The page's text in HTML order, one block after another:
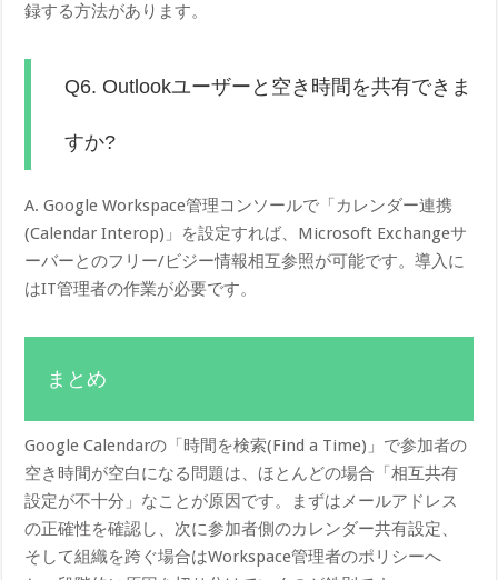
録する方法があります。
Q6. Outlookユーザーと空き時間を共有できま
すか?
A. Google Workspace管理コンソールで「カレンダー連携
(Calendar Interop)」を設定すれば、Microsoft Exchangeサ
ーバーとのフリー/ビジー情報相互参照が可能です。導入に
はIT管理者の作業が必要です。
まとめ
Google Calendarの「時間を検索(Find a Time)」で参加者の
空き時間が空白になる問題は、ほとんどの場合「相互共有
設定が不十分」なことが原因です。まずはメールアドレス
の正確性を確認し、次に参加者側のカレンダー共有設定、
そして組織を跨ぐ場合はWorkspace管理者のポリシーへ